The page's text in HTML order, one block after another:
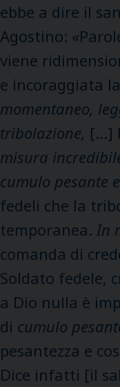
ebbe a dire il
Agostino:
viene
e incoraggiata
momentaneo,
tribolazione, […]
misura
cumulo pesante
fedeli che la
temporanea. In
comanda di
Soldato fedele,
a Dio nulla è
di cumulo
pesantezza e
Dice infatti [il